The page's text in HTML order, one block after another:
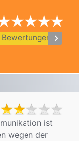
Bewertungen keyboard_arrow_right
ist
wegen der